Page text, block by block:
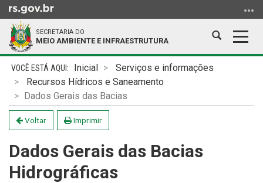
para
conteúdo
menu
para
busca
SECRETARIA DO
MEIO AMBIENTE E INFRAESTRUTURA
Abrir
busca
Início
conteúdo
Inicial
Serviços e informações
Recursos Hídricos e Saneamento
Dados Gerais das Bacias
Voltar Imprimir
Dados Gerais das Bacias
Hidrográficas